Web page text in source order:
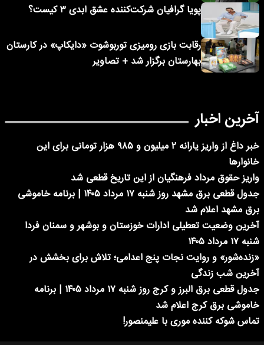
پویا گرافیان شرکت‌کننده عشق ابدی ۳ کیست؟
رقابت بازی رومیزی توربوشوت «دایکاپ» در کارستان
بهارستان برگزار شد + تصاویر
آخرین اخبار
خبر داغ از واریز یارانه ۲ میلیون و ۹۸۵ هزار تومانی برای این
خانوارها
واریز حقوق مرداد فرهنگیان از این تاریخ قطعی شد
جدول قطعی برق مشهد روز شنبه ۱۷ مرداد ۱۴۰۵ | برنامه خاموشی
برق مشهد اعلام شد
آخرین وضعیت تعطیلی ادارات خوزستان و بوشهر و سمنان فردا
شنبه ۱۷ مرداد ۱۴۰۵
«زنده‌شور» و روایت نجات پنج اعدامی؛ تلاش برای بخشش در
آخرین شب زندگی
جدول قطعی برق البرز و کرج روز شنبه ۱۷ مرداد ۱۴۰۵ | برنامه
خاموشی برق کرج اعلام شد
تماس شوکه کننده موری با علیمنصور!